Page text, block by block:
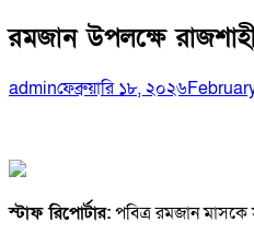
রমজান উপলক্ষে
adminফেব্রুয়ারি ১৮, ২০২৬
স্টাফ রিপোর্টার:পবিত্র রমজান মাসকে